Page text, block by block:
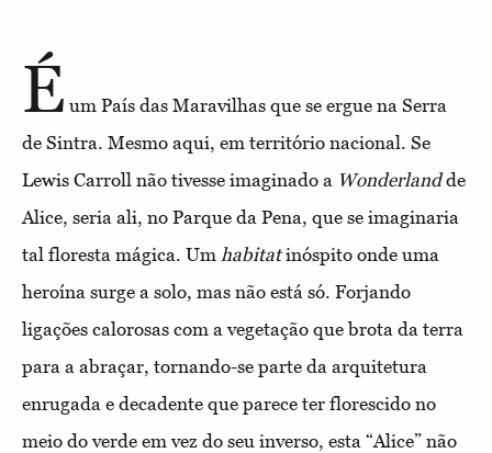
É um País das Maravilhas que se ergue na Serra
de Sintra. Mesmo aqui, em território nacional. Se
Lewis Carroll não tivesse imaginado a Wonderlandde
Alice, seria ali, no Parque da Pena, que se imaginaria
tal floresta mágica. Um habitatinóspito onde uma
heroína surge a solo, mas não está só. Forjando
ligações calorosas com a vegetação que brota da terra
para a abraçar, tornando-se parte da arquitetura
enrugada e decadente que parece ter florescido no
meio do verde em vez do seu inverso, esta “Alice” não